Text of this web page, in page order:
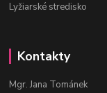
Lyžiarské stredisko
Kontakty
Mgr. Jana Tománek